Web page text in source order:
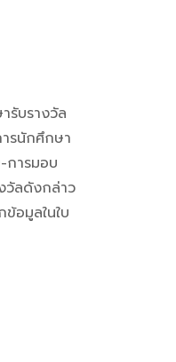
รับรางวัล
รนักศึกษา
ารมอบ
วัลดังกล่าว
อมูลในใบ